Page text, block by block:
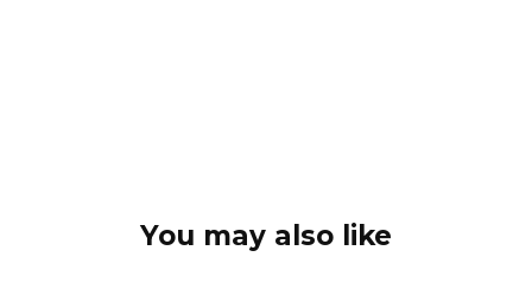
You may also like